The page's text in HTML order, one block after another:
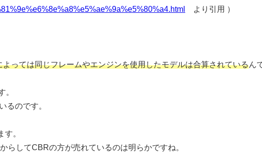
より引用 ）
よっては同じフレームやエンジンを使用したモデルは合算されているん
。
るのです。
。
してCBRの方が売れているのは明らかですね。